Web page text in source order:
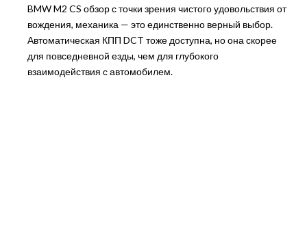
BMW M2 CS обзор с точки зрения чистого удовольствия от
вождения, механика — это единственно верный выбор.
Автоматическая КПП DCT тоже доступна, но она скорее
для повседневной езды, чем для глубокого
взаимодействия с автомобилем.